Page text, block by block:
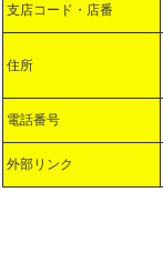
支店コード・店番
住所
電話番号
外部リンク